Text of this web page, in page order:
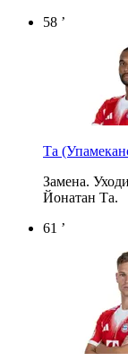
58 ’
Та
Замена.
Йонатан Та.
61 ’